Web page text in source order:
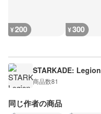
¥200 ¥300
STARKADE: Legion
商品数81
同じ作者の商品